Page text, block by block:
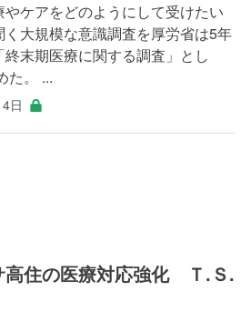
ケアをどのようにして受けたい
大規模な意識調査を厚労省は5年
末期医療に関する調査」とし
た。 ...
日
高住の医療対応強化 Ｔ.Ｓ.